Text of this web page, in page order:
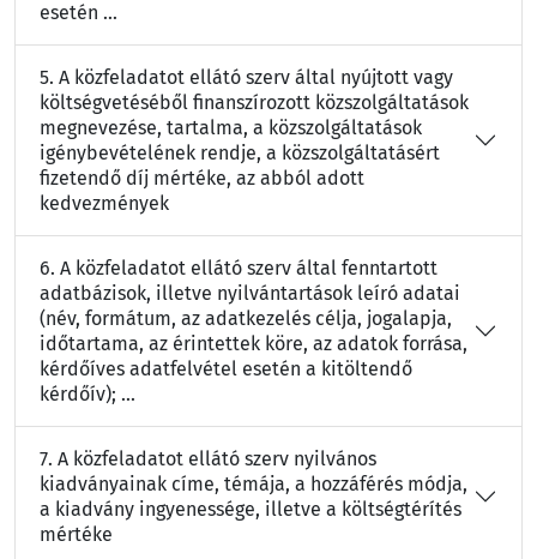
esetén ...
5. A közfeladatot ellátó szerv által nyújtott vagy
költségvetéséből finanszírozott közszolgáltatások
megnevezése, tartalma, a közszolgáltatások
igénybevételének rendje, a közszolgáltatásért
fizetendő díj mértéke, az abból adott
kedvezmények
6. A közfeladatot ellátó szerv által fenntartott
adatbázisok, illetve nyilvántartások leíró adatai
(név, formátum, az adatkezelés célja, jogalapja,
időtartama, az érintettek köre, az adatok forrása,
kérdőíves adatfelvétel esetén a kitöltendő
kérdőív); ...
7. A közfeladatot ellátó szerv nyilvános
kiadványainak címe, témája, a hozzáférés módja,
a kiadvány ingyenessége, illetve a költségtérítés
mértéke